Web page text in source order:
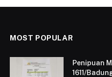
MOST POPULAR
Penipuan
1611/